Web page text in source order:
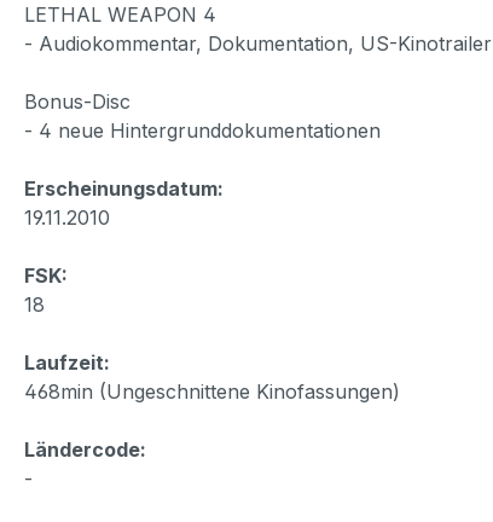
LETHAL WEAPON 4
- Audiokommentar, Dokumentation, US-Kinotrailer
Bonus-Disc
- 4 neue Hintergrunddokumentationen
Erscheinungsdatum:
19.11.2010
FSK:
18
Laufzeit:
468min (Ungeschnittene Kinofassungen)
Ländercode:
-